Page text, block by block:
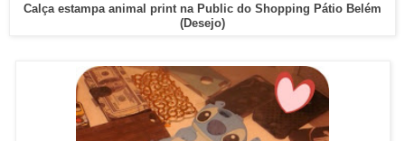
Calça estampa animal print na Public do Shopping Pátio Belém
(Desejo)